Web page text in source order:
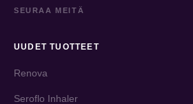
SEURAA MEITÄ
UUDET TUOTTEET
Renova
Seroflo Inhaler